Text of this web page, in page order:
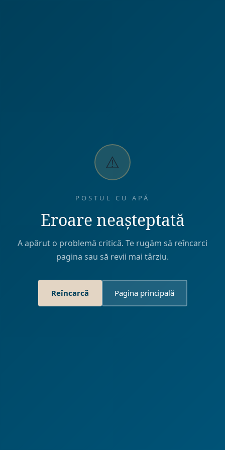
⚠️
POSTUL CU APĂ
Eroare neașteptată
A apărut o problemă critică. Te rugăm să reîncarci
pagina sau să revii mai târziu.
Reîncarcă Pagina principală